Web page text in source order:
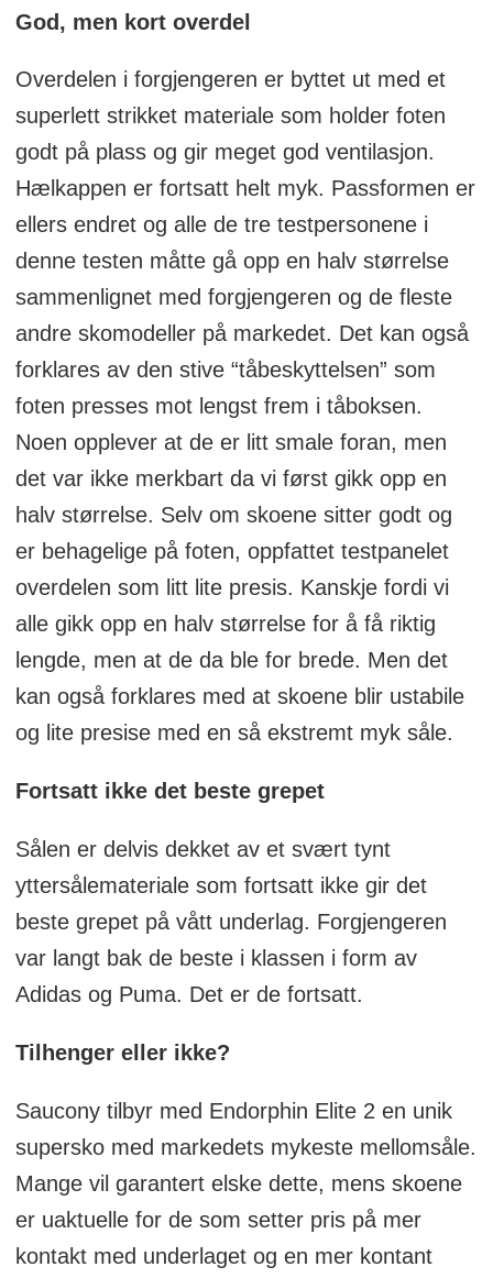
God, men kort overdel
Overdelen i forgjengeren er byttet ut med et
superlett strikket materiale som holder foten
godt på plass og gir meget god ventilasjon.
Hælkappen er fortsatt helt myk. Passformen er
ellers endret og alle de tre testpersonene i
denne testen måtte gå opp en halv størrelse
sammenlignet med forgjengeren og de fleste
andre skomodeller på markedet. Det kan også
forklares av den stive “tåbeskyttelsen” som
foten presses mot lengst frem i tåboksen.
Noen opplever at de er litt smale foran, men
det var ikke merkbart da vi først gikk opp en
halv størrelse. Selv om skoene sitter godt og
er behagelige på foten, oppfattet testpanelet
overdelen som litt lite presis. Kanskje fordi vi
alle gikk opp en halv størrelse for å få riktig
lengde, men at de da ble for brede. Men det
kan også forklares med at skoene blir ustabile
og lite presise med en så ekstremt myk såle.
Fortsatt ikke det beste grepet
Sålen er delvis dekket av et svært tynt
yttersålemateriale som fortsatt ikke gir det
beste grepet på vått underlag. Forgjengeren
var langt bak de beste i klassen i form av
Adidas og Puma. Det er de fortsatt.
Tilhenger eller ikke?
Saucony tilbyr med Endorphin Elite 2 en unik
supersko med markedets mykeste mellomsåle.
Mange vil garantert elske dette, mens skoene
er uaktuelle for de som setter pris på mer
kontakt med underlaget og en mer kontant